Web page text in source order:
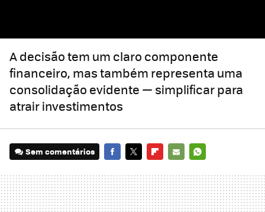
A decisão tem um claro componente
financeiro, mas também representa uma
consolidação evidente — simplificar para
atrair investimentos
Sem comentários
MAIL